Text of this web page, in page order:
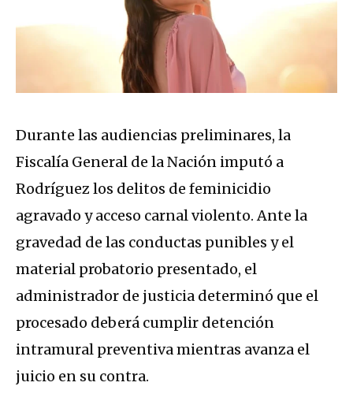
Durante las audiencias preliminares, la
Fiscalía General de la Nación imputó a
Rodríguez los delitos de feminicidio
agravado y acceso carnal violento. Ante la
gravedad de las conductas punibles y el
material probatorio presentado, el
administrador de justicia determinó que el
procesado deberá cumplir detención
intramural preventiva mientras avanza el
juicio en su contra.